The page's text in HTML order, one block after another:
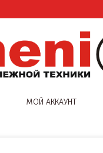
МОЙ АККАУНТ